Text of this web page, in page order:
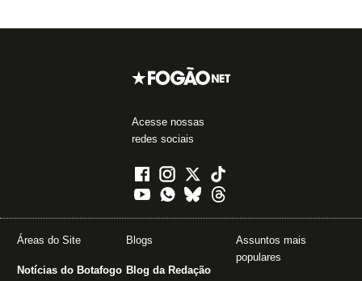
Acesse nossas
redes sociais
Áreas do Site
Notícias do Botafogo
Blogs
Blog da Redação
Assuntos mais
populares